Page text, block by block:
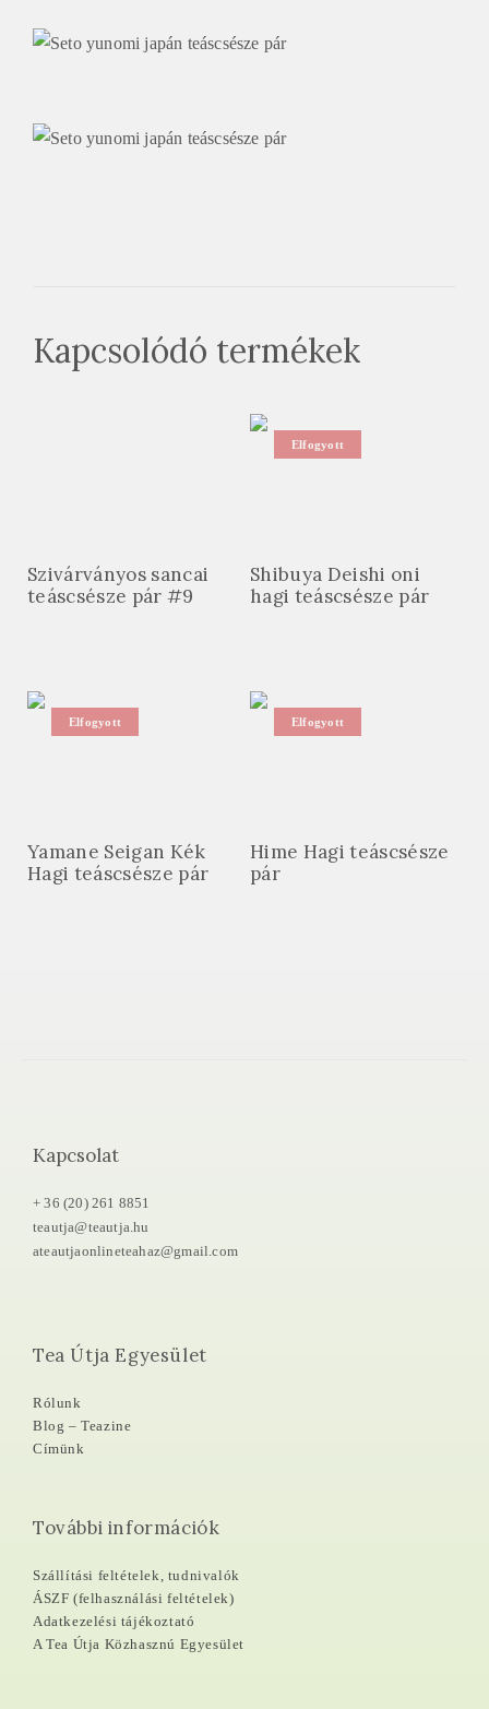
Kapcsolódó termékek
Szivárványos sancai
teáscsésze pár #9
Elfogyott
Shibuya Deishi oni
hagi teáscsésze pár
Elfogyott
Yamane Seigan Kék
Hagi teáscsésze pár
Elfogyott
Hime Hagi teáscsésze
pár
Kapcsolat
+ 36 (20) 261 8851
teautja@teautja.hu
ateautjaonlineteahaz@gmail.com
Tea Útja Egyesület
Rólunk
Blog – Teazine
Címünk
További információk
Szállítási feltételek, tudnivalók
ÁSZF (felhasználási feltételek)
Adatkezelési tájékoztató
A Tea Útja Közhasznú Egyesület